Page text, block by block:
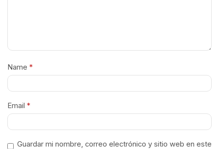
Name *
Email *
Guardar mi nombre, correo electrónico y sitio web en este